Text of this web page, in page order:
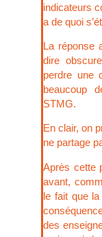
indicateurs
a de quoi
La réponse
dire
perdre une
beaucoup
STMG.
En clair, on
ne partage
Après cette
avant,
le fait que
des